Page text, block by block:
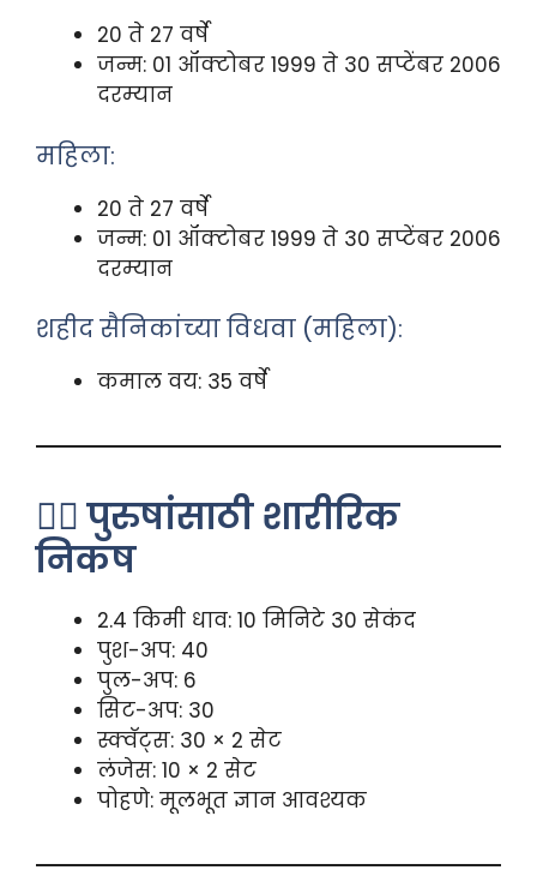
20 ते 27 वर्षे
जन्म: 01 ऑक्टोबर 1999 ते 30 सप्टेंबर 2006
दरम्यान
महिला:
20 ते 27 वर्षे
जन्म: 01 ऑक्टोबर 1999 ते 30 सप्टेंबर 2006
दरम्यान
शहीद सैनिकांच्या विधवा (महिला):
कमाल वय: 35 वर्षे
🏃‍♂️ पुरुषांसाठी शारीरिक
निकष
2.4 किमी धाव: 10 मिनिटे 30 सेकंद
पुश-अप: 40
पुल-अप: 6
सिट-अप: 30
स्क्वॅट्स: 30 × 2 सेट
लंजेस: 10 × 2 सेट
पोहणे: मूलभूत ज्ञान आवश्यक